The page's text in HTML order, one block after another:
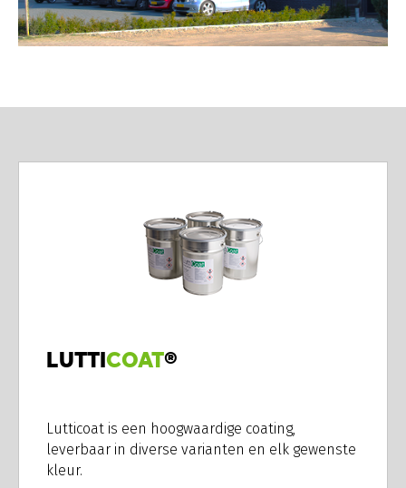
LUTTI COAT®
Lutticoat is een hoogwaardige coating,
leverbaar in diverse varianten en elk gewenste
kleur.